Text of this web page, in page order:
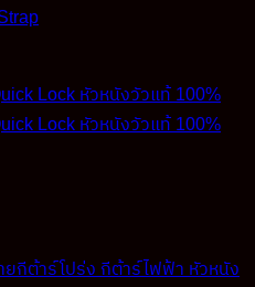
ยกีต้าร์โปร่ง กีต้าร์ไฟฟ้า หัวหนัง